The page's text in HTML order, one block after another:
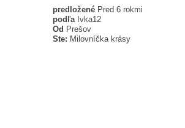
predložené Pred 6 rokmi
podľa Ivka12
Od Prešov
Ste: Milovníčka krásy